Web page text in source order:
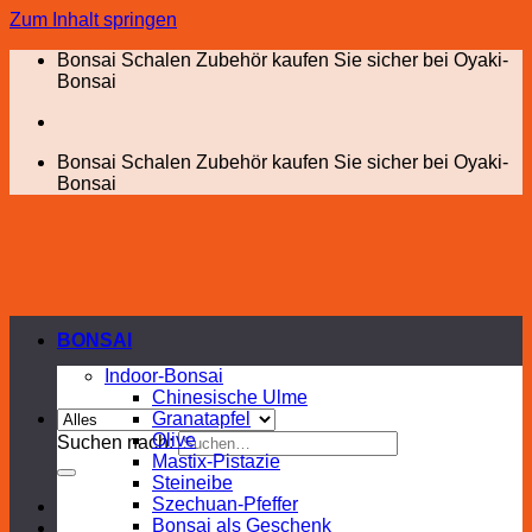
Zum Inhalt springen
Bonsai Schalen Zubehör kaufen Sie sicher bei Oyaki-
Bonsai
Bonsai Schalen Zubehör kaufen Sie sicher bei Oyaki-
Bonsai
Suchen nach:
BONSAI
Indoor-Bonsai
Chinesische Ulme
Granatapfel
Olive
Mastix-Pistazie
Steineibe
Szechuan-Pfeffer
Bonsai als Geschenk